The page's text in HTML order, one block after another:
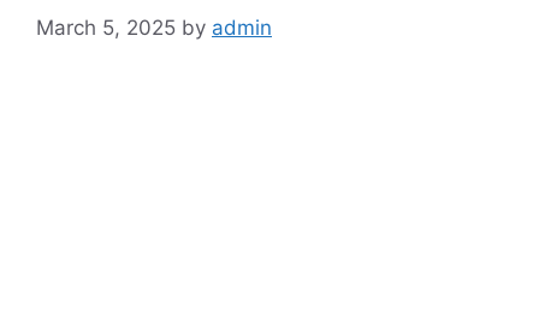
March 5, 2025 by admin